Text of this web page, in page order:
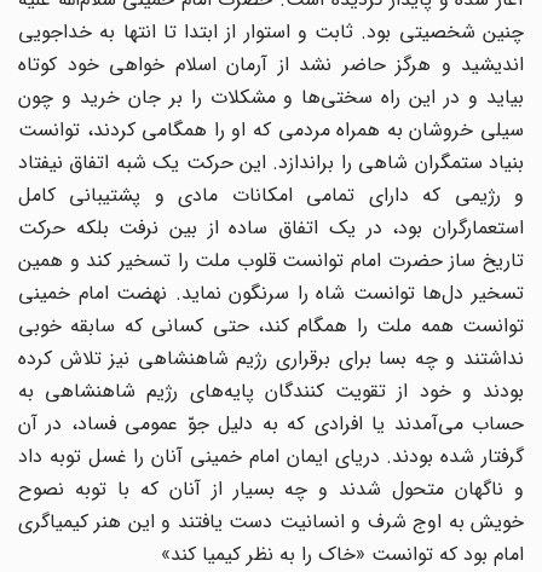
چنین شخصیتى بود. ثابت و استوار از ابتدا تا انتها به خداجویى
اندیشید و هرگز حاضر نشد از آرمان اسلام خواهى خود کوتاه
بیاید و در این راه سختی‌ها و مشکلات را بر جان خرید و چون
سیلى خروشان به همراه مردمى که او را همگامى کردند، توانست
بنیاد ستمگران شاهى را براندازد. این حرکت یک شبه اتفاق نیفتاد
و رژیمى که داراى تمامى امکانات مادى و پشتیبانى کامل
استعمارگران بود، در یک اتفاق ساده از بین نرفت بلکه حرکت
تاریخ ساز حضرت امام توانست قلوب ملت را تسخیر کند و همین
تسخیر دل‌ها توانست شاه را سرنگون نماید. نهضت امام خمینى
توانست همه ملت را همگام کند، حتى کسانى که سابقه خوبى
نداشتند و چه بسا براى برقرارى رژیم شاهنشاهى نیز تلاش کرده
بودند و خود از تقویت کنندگان پایه‌هاى رژیم شاهنشاهى به
حساب مى‌آمدند یا افرادى که به دلیل جوّ عمومى فساد، در آن
گرفتار شده بودند. دریاى ایمان امام خمینى آنان را غسل توبه داد
و ناگهان متحول شدند و چه بسیار از آنان که با توبه نصوح
خویش به اوج شرف و انسانیت دست یافتند و این هنر کیمیاگرى
امام بود که توانست «خاک را به نظر کیمیا کند»